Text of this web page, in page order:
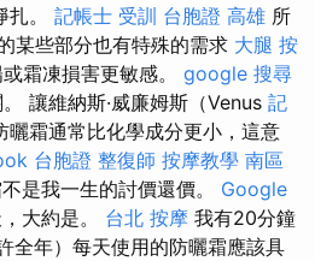
。 記帳士 受訓 台胞證 高雄 所
某些部分也有特殊的需求 大腿 按
霜凍損害更敏感。 google 搜尋
讓維納斯·威廉姆斯（Venus 記
曬霜通常比化學成分更小，這意
台胞證 整復師 按摩教學 南區
是我一生的討價還價。 Google
大約是。 台北 按摩 我有20分鐘
全年）每天使用的防曬霜應該具